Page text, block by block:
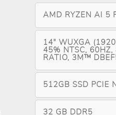
AMD RYZEN AI 5
14" WUXGA
45% NTSC, 60HZ,
RATIO, 3M™
512GB SSD PCIE
32 GB DDR5